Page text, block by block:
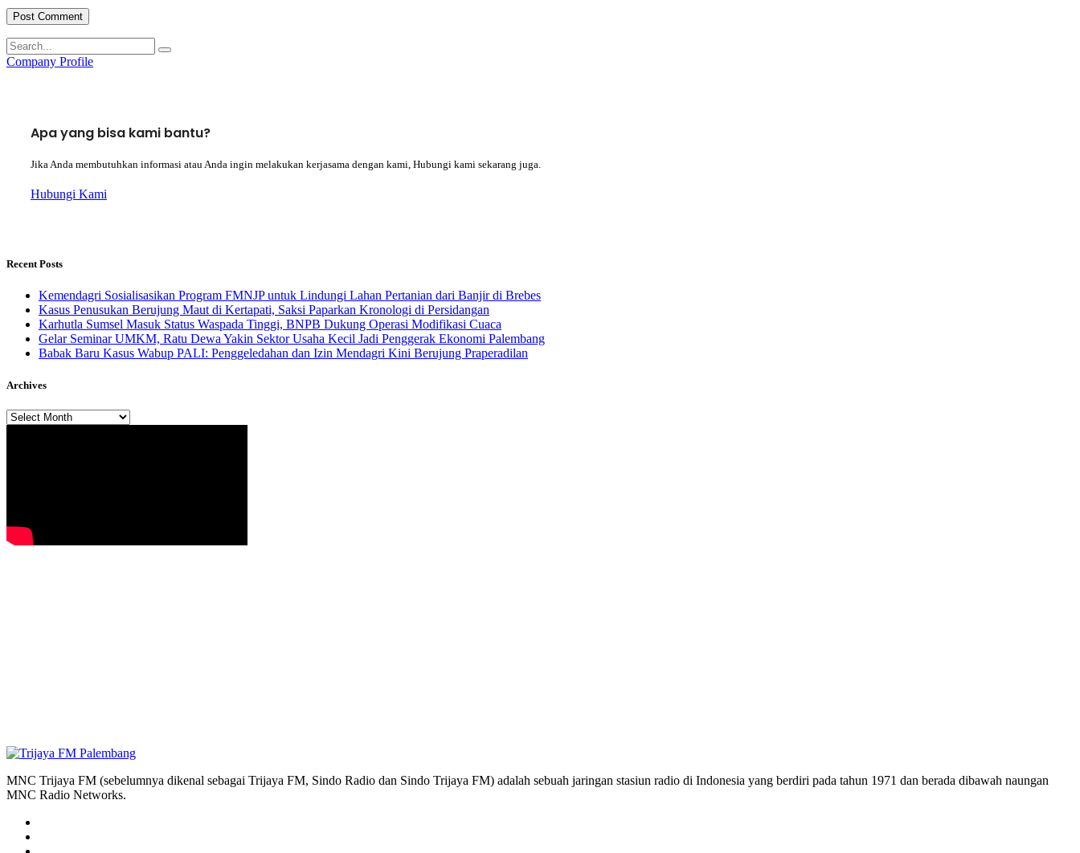
Company Profile
Apa yang bisa kami bantu?
Jika Anda membutuhkan informasi atau Anda ingin melakukan kerjasama dengan kami, Hubungi kami sekarang juga.
Hubungi Kami
Recent Posts
Kemendagri Sosialisasikan Program FMNJP untuk Lindungi Lahan Pertanian dari Banjir di Brebes
Kasus Penusukan Berujung Maut di Kertapati, Saksi Paparkan Kronologi di Persidangan
Karhutla Sumsel Masuk Status Waspada Tinggi, BNPB Dukung Operasi Modifikasi Cuaca
Gelar Seminar UMKM, Ratu Dewa Yakin Sektor Usaha Kecil Jadi Penggerak Ekonomi Palembang
Babak Baru Kasus Wabup PALI: Penggeledahan dan Izin Mendagri Kini Berujung Praperadilan
Archives
Archives
MNC Trijaya FM (sebelumnya dikenal sebagai Trijaya FM, Sindo Radio dan Sindo Trijaya FM) adalah sebuah jaringan stasiun radio di Indonesia yang berdiri pada tahun 1971 dan berada dibawah naungan
MNC Radio Networks.